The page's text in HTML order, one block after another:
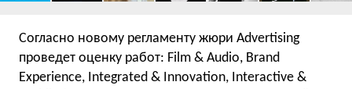
Согласно новому регламенту жюри Advertising
проведет оценку работ: Film & Audio, Brand
Experience, Integrated & Innovation, Interactive &